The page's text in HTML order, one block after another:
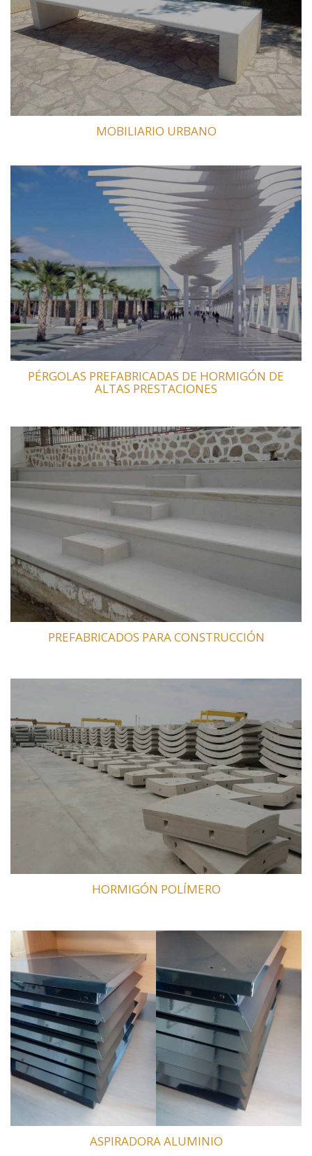
MOBILIARIO URBANO
PÉRGOLAS PREFABRICADAS DE HORMIGÓN DE
ALTAS PRESTACIONES
PREFABRICADOS PARA CONSTRUCCIÓN
HORMIGÓN POLÍMERO
ASPIRADORA ALUMINIO